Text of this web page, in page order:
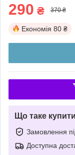
290 ₴ 370 ₴
Економія 80 ₴
Що таке
Замовлення
Доступна